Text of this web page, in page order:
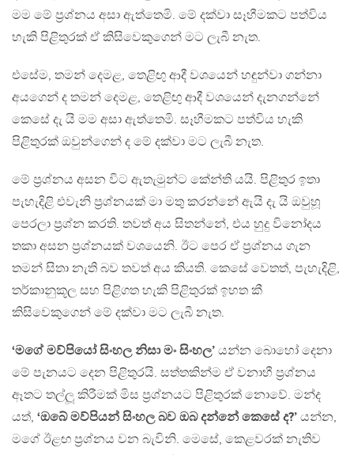
මම මේ ප‍්‍රශ්නය අසා ඇත්තෙමි. මේ දක්වා සෑහීමකට පත්විය
හැකි පිළිතුරක් ඒ කිසිවෙකුගෙන් මට ලැබී නැත.
එසේම, තමන් දෙමළ, තෙළිඟු ආදී වශයෙන් හඳුන්වා ගන්නා
අයගෙන් ද තමන් දෙමළ, තෙළිඟු ආදී වශයෙන් දැනගන්නේ
කෙසේ දැ යි මම අසා ඇත්තෙමි. සෑහීමකට පත්විය හැකි
පිළිතුරක් ඔවුන්ගෙන් ද මේ දක්වා මට ලැබී නැත.
මේ ප‍්‍රශ්නය අසන විට ඇතැමුන්ට කේන්ති යයි. පිළිතුර ඉතා
පැහැදිළි එවැනි ප‍්‍රශ්නයක් මා මතු කරන්නේ ඇයි දැ යි ඔවුහූ
පෙරලා ප‍්‍රශ්න කරති. තවත් අය සිතන්නේ, එය හුදු විනෝදය
තකා අසන ප‍්‍රශ්නයක් වශයෙනි. ඊට පෙර ඒ ප‍්‍රශ්නය ගැන
තමන් සිතා නැති බව තවත් අය කියති. කෙසේ වෙතත්, පැහැදිළි,
තර්කානුකූල සහ පිළිගත හැකි පිළිතුරක් ඉහත කී
කිසිවෙකුගෙන් මේ දක්වා මට ලැබී නැත.
‘මගේ මව්පියෝ සිංහල නිසා මං සිංහල’ යන්න බොහෝ දෙනා
මේ පැනයට දෙන පිළිතුරයි. සත්තකින්ම ඒ වනාහී ප‍්‍රශ්නය
ඈතට තල්ලූ කිරීමක් මිස ප‍්‍රශ්නයට පිළිතුරක් නොවේ. මන්ද
යත්, ‘ඔබේ මව්පියන් සිංහල බව ඔබ දන්නේ කෙසේ ද?’ යන්න,
මගේ ඊළඟ ප‍්‍රශ්නය වන බැවිනි. මෙසේ, කෙළවරක් නැතිව